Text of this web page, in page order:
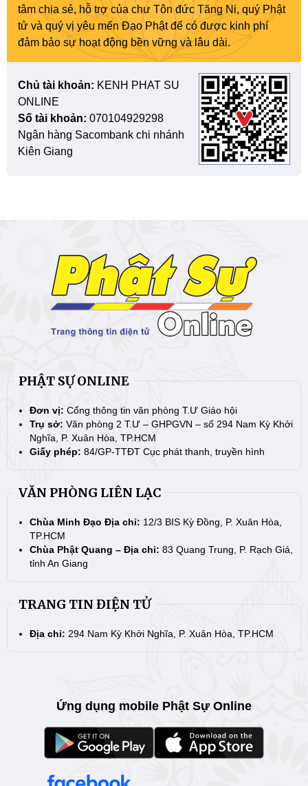
tâm chia sẻ, hỗ trợ của chư Tôn đức Tăng Ni, quý Phật
tử và quý vị yêu mến Đạo Phật để có được kinh phí
đảm bảo sự hoạt động bền vững và lâu dài.
Chủ tài khoản: KENH PHAT SU
ONLINE
Số tài khoản: 070104929298
Ngân hàng Sacombank chi nhánh
Kiên Giang
PHẬT SỰ ONLINE
Đơn vị: Cổng thông tin văn phòng T.Ư Giáo hội
Trụ sở: Văn phòng 2 T.Ư – GHPGVN – số 294 Nam Kỳ Khởi
Nghĩa, P. Xuân Hòa, TP.HCM
Giấy phép: 84/GP-TTĐT Cục phát thanh, truyền hình
VĂN PHÒNG LIÊN LẠC
Chùa Minh Đạo Địa chỉ: 12/3 BIS Kỳ Đồng, P. Xuân Hòa,
TP.HCM
Chùa Phật Quang – Địa chỉ: 83 Quang Trung, P. Rạch Giá,
tỉnh An Giang
TRANG TIN ĐIỆN TỬ
Địa chỉ: 294 Nam Kỳ Khởi Nghĩa, P. Xuân Hòa, TP.HCM
Ứng dụng mobile Phật Sự Online